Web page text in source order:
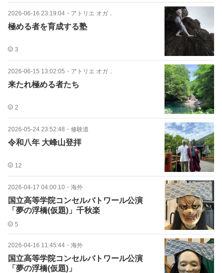
2026-06-16 23:19:04 ・ アトリエ オガ．
極める者を育成する塾
3
2026-06-15 13:02:05 ・ アトリエ オガ．
来たれ極める者たち
2
2026-05-24 23:52:48 ・ 修験道
令和八年 大峰山登拝
12
2026-04-17 04:00:10 ・ 海外
国立高等学院コンセルバトワール公演
「夢の浮橋(仮題)」千秋楽
5
2026-04-16 11:45:44 ・ 海外
国立高等学院コンセルバトワール公演
「夢の浮橋(仮題)」